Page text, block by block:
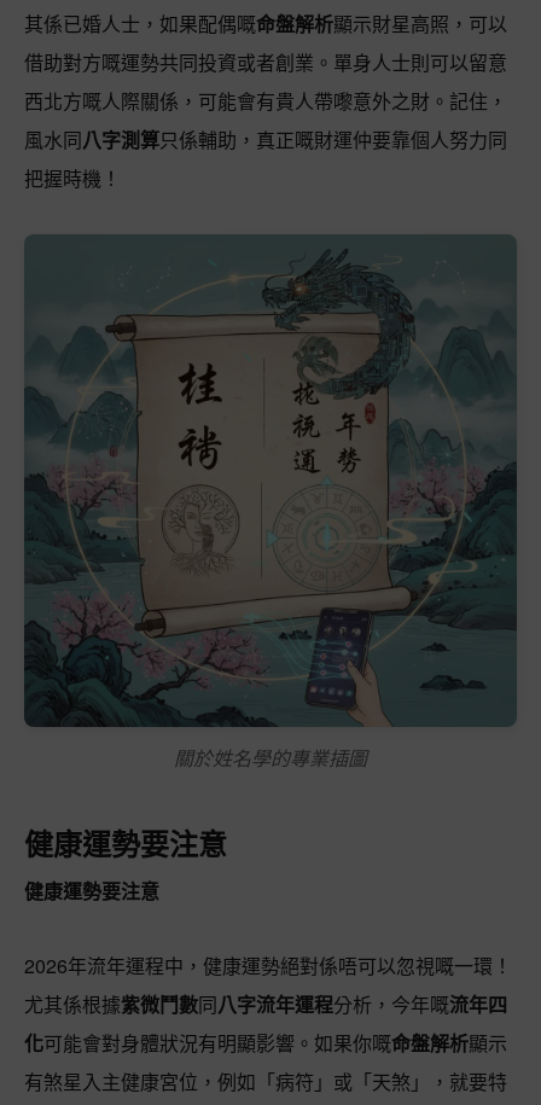
其係已婚人士，如果配偶嘅命盤解析顯示財星高照，可以
借助對方嘅運勢共同投資或者創業。單身人士則可以留意
西北方嘅人際關係，可能會有貴人帶嚟意外之財。記住，
風水同八字測算只係輔助，真正嘅財運仲要靠個人努力同
把握時機！
關於姓名學的專業插圖
健康運勢要注意
健康運勢要注意
2026年流年運程中，健康運勢絕對係唔可以忽視嘅一環！
尤其係根據紫微鬥數同八字流年運程分析，今年嘅流年四
化可能會對身體狀況有明顯影響。如果你嘅命盤解析顯示
有煞星入主健康宮位，例如「病符」或「天煞」，就要特